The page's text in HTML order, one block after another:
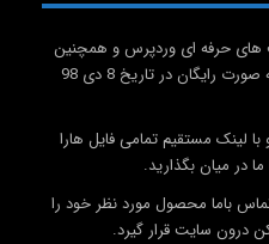
های حرفه ای وردپرس و همچنین
افزونه ها و اسکریپت های کاربردی به صورت رایگان در تاریخ 8 دی 98
با لینک مستقیم تمامی فایل هارا
در میان بگذارید.
باما محصول مورد نظر خود را
درون سایت قرار گیرد.